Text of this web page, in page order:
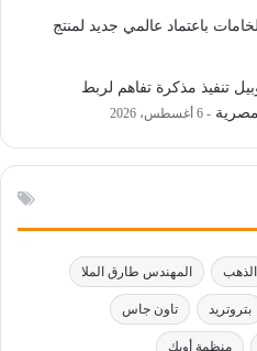
باعتماد عالمي جديد لمنتج
تنفيذ مذكرة تفاهم لربط
6 أغسطس، 2026
الذهب المهندس طارق الملا
بتروتريد تاون جاس
منظمة أوبك